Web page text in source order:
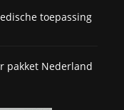
toepassing
pakket Nederland